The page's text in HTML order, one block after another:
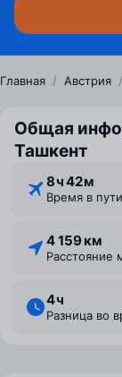
Главная / Австрия /
Общая
Ташкент
8 ⁠ч 42 ⁠м
Время в пути
4 159 км
4 ⁠ч
Разница во